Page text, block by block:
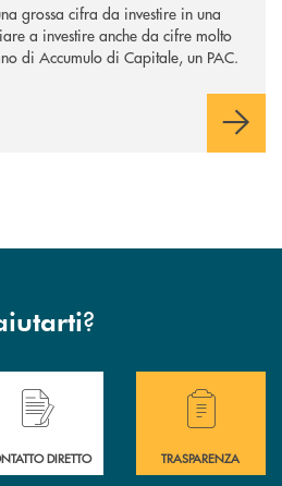
grossa cifra da investire in una
a investire anche da cifre molto
di Accumulo di Capitale, un PAC.
?
filiali di Bcc Sarsina.
bisogno di assistenza immediata ?
DIRETTO
Hai bisogno di
TRASPARENZA